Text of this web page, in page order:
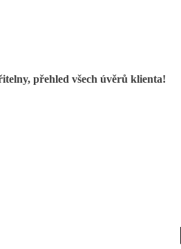
přehled všech úvěrů klienta!